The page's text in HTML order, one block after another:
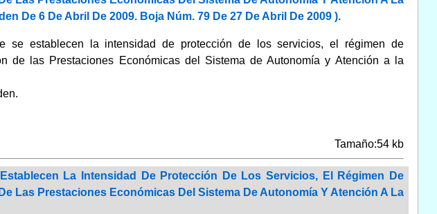
De 6 De Abril De 2009. Boja Núm. 79 De 27 De Abril De 2009 ).
establecen la intensidad de protección de los servicios, el régimen de
de las Prestaciones Económicas del Sistema de Autonomía y Atención a la
Tamaño:54 kb
La Intensidad De Protección De Los Servicios, El Régimen De
Las Prestaciones Económicas Del Sistema De Autonomía Y Atención A La